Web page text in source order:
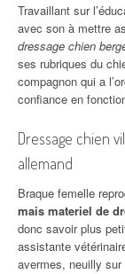
Travaillant sur
avec son à mettre
dressage chien
ses rubriques du
compagnon qui a
confiance en
Dressage chien
allemand
Braque femelle
mais materiel de
donc savoir plus
assistante
avermes, neuilly